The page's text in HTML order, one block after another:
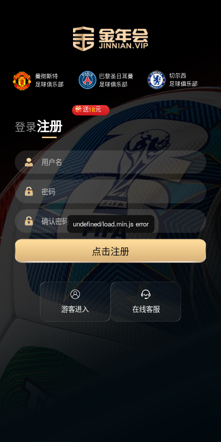
登录注册
送18元
点击注册
游客进入 在线客服
undefined/load.min.js error